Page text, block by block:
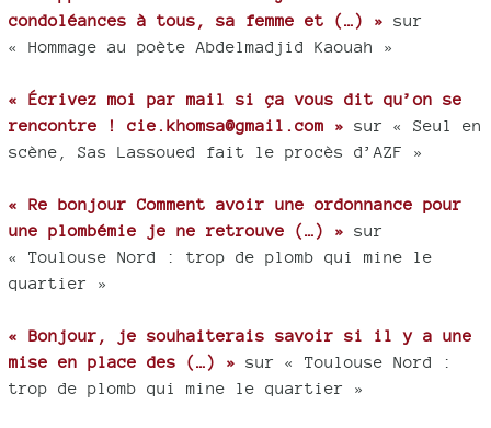
condoléances à tous, sa femme et (…) » sur
« Hommage au poète Abdelmadjid Kaouah »
« Écrivez moi par mail si ça vous dit qu’on se
rencontre ! cie.khomsa@gmail.com » sur « Seul en
scène, Sas Lassoued fait le procès d’AZF »
« Re bonjour Comment avoir une ordonnance pour
une plombémie je ne retrouve (…) » sur
« Toulouse Nord : trop de plomb qui mine le
quartier »
« Bonjour, je souhaiterais savoir si il y a une
mise en place des (…) » sur « Toulouse Nord :
trop de plomb qui mine le quartier »